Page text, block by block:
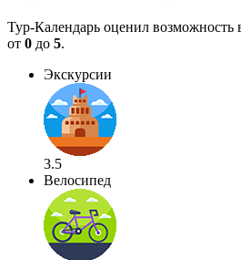
Тур-Календарь оценил возможность
от 0 до 5.
Экскурсии
3.5
Велосипед